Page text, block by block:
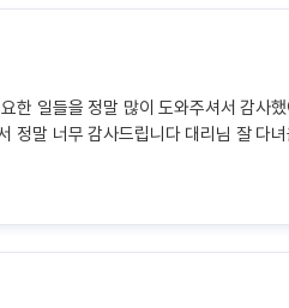
한 일들을 정말 많이 도와주셔서 감사
정말 너무 감사드립니다 대리님 잘 다